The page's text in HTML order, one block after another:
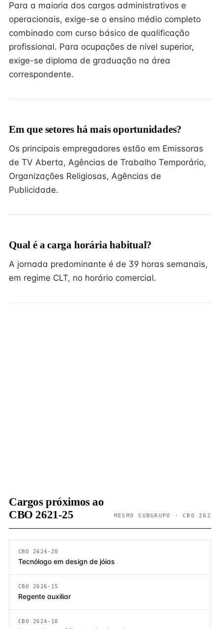
Para a maioria dos cargos administrativos e
operacionais, exige-se o ensino médio completo
combinado com curso básico de qualificação
profissional. Para ocupações de nível superior,
exige-se diploma de graduação na área
correspondente.
Em que setores há mais oportunidades?
Os principais empregadores estão em Emissoras
de TV Aberta, Agências de Trabalho Temporário,
Organizações Religiosas, Agências de
Publicidade.
Qual é a carga horária habitual?
A jornada predominante é de 39 horas semanais,
em regime CLT, no horário comercial.
Cargos próximos ao
CBO 2621-25
MESMO SUBGRUPO · CBO 262
CBO 2624-20
Tecnólogo em design de jóias
CBO 2626-15
Regente auxiliar
CBO 2624-10